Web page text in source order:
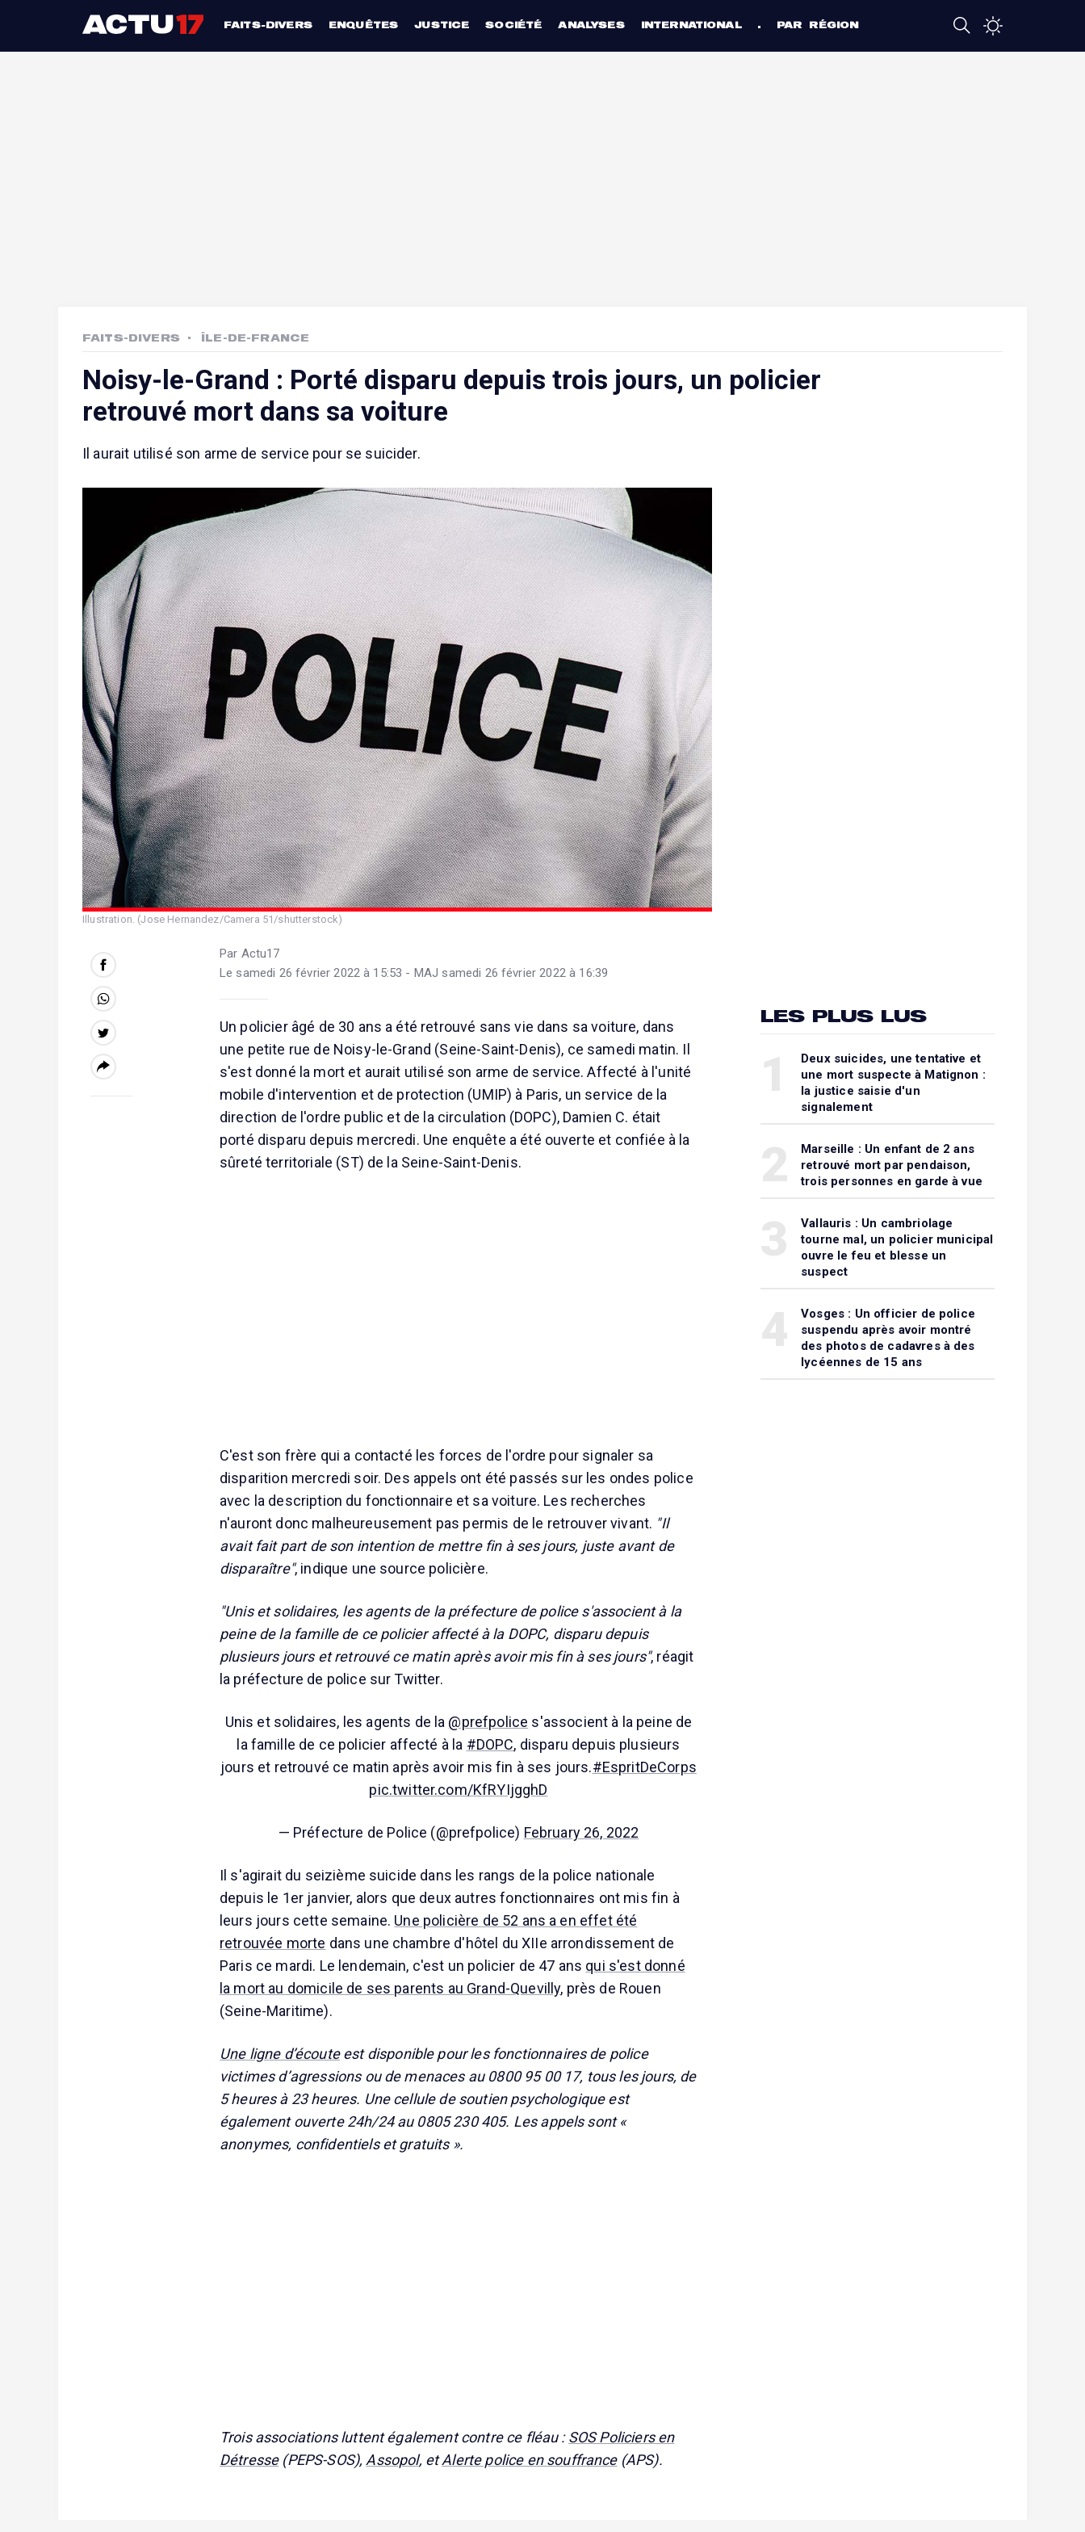
FAITS-DIVERS ENQUÊTES JUSTICE SOCIÉTÉ ANALYSES INTERNATIONAL PAR RÉGION
FAITS-DIVERS ÎLE-DE-FRANCE
Noisy-le-Grand : Porté disparu depuis trois jours, un policier
retrouvé mort dans sa voiture
Il aurait utilisé son arme de service pour se suicider.
Illustration. (Jose Hernandez/Camera 51/shutterstock)
Par Actu17
Le samedi 26 février 2022 à 15:53 - MAJ samedi 26 février 2022 à 16:39
Un policier âgé de 30 ans a été retrouvé sans vie dans sa voiture, dans
une petite rue de Noisy-le-Grand (Seine-Saint-Denis), ce samedi matin. Il
s'est donné la mort et aurait utilisé son arme de service. Affecté à l'unité
mobile d'intervention et de protection (UMIP) à Paris, un service de la
direction de l'ordre public et de la circulation (DOPC), Damien C. était
porté disparu depuis mercredi. Une enquête a été ouverte et confiée à la
sûreté territoriale (ST) de la Seine-Saint-Denis.
C'est son frère qui a contacté les forces de l'ordre pour signaler sa
disparition mercredi soir. Des appels ont été passés sur les ondes police
avec la description du fonctionnaire et sa voiture. Les recherches
n'auront donc malheureusement pas permis de le retrouver vivant. "Il
avait fait part de son intention de mettre fin à ses jours, juste avant de
disparaître", indique une source policière.
"Unis et solidaires, les agents de la préfecture de police s'associent à la
peine de la famille de ce policier affecté à la DOPC, disparu depuis
plusieurs jours et retrouvé ce matin après avoir mis fin à ses jours", réagit
la préfecture de police sur Twitter.
Unis et solidaires, les agents de la @prefpolice s'associent à la peine de
la famille de ce policier affecté à la #DOPC, disparu depuis plusieurs
jours et retrouvé ce matin après avoir mis fin à ses jours.#EspritDeCorps
pic.twitter.com/KfRYIjgghD
— Préfecture de Police (@prefpolice) February 26, 2022
Il s'agirait du seizième suicide dans les rangs de la police nationale
depuis le 1er janvier, alors que deux autres fonctionnaires ont mis fin à
leurs jours cette semaine. Une policière de 52 ans a en effet été
retrouvée morte dans une chambre d'hôtel du XIIe arrondissement de
Paris ce mardi. Le lendemain, c'est un policier de 47 ans qui s'est donné
la mort au domicile de ses parents au Grand-Quevilly, près de Rouen
(Seine-Maritime).
Une ligne d’écoute est disponible pour les fonctionnaires de police
victimes d’agressions ou de menaces au 0800 95 00 17, tous les jours, de
5 heures à 23 heures. Une cellule de soutien psychologique est
également ouverte 24h/24 au 0805 230 405. Les appels sont «
anonymes, confidentiels et gratuits ».
Trois associations luttent également contre ce fléau :SOS Policiers en
Détresse(PEPS-SOS),Assopol, etAlerte police en souffrance(APS).
LES PLUS LUS
Deux suicides, une tentative et
une mort suspecte à Matignon :
la justice saisie d'un
signalement
Marseille : Un enfant de 2 ans
retrouvé mort par pendaison,
trois personnes en garde à vue
Vallauris : Un cambriolage
tourne mal, un policier municipal
ouvre le feu et blesse un
suspect
Vosges : Un officier de police
suspendu après avoir montré
des photos de cadavres à des
lycéennes de 15 ans